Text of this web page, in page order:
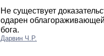
Не существует
одарен
бога.
Дарвин Ч.Р.